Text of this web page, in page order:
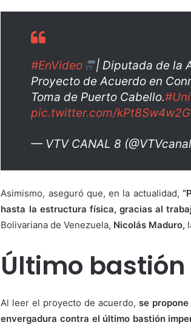
#EnVideo | Diputada de la
Proyecto de Acuerdo en
Toma de Puerto Cabello.
pic.twitter.com/kPt8Sw4w2G
— VTV CANAL 8
Asimismo, aseguró que, en la actualidad,
hasta la estructura física, gracias al
Bolivariana de Venezuela, Nicolás Maduro,
Último
Al leer el proyecto de acuerdo, se
envergadura contra el último bastión